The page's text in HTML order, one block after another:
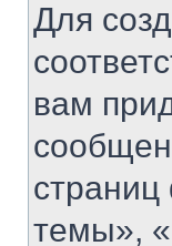
Для
вам
темы»,